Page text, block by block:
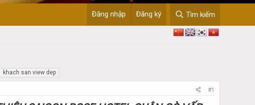
Đăng nhập Đăng ký Tìm kiếm
khach san view dep
#1